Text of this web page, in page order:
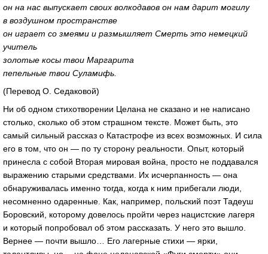
он на нас выпускает своих волкодавов он нам дарит могилу
в воздушном пространстве
он играет со змеями и размышляет Смерть это немецкий
учитель
золотые косы твои Маргарита
пепельные твои Суламифь.
(Перевод О. Седаковой)
Ни об одном стихотворении Целана не сказано и не написано
столько, сколько об этом страшном тексте. Может быть, это
самый сильный рассказ о Катастрофе из всех возможных. И сила
его в том, что он — по ту сторону реальности. Опыт, который
принесла с собой Вторая мировая война, просто не поддавался
выражению старыми средствами. Их исчерпанность — она
обнаруживалась именно тогда, когда к ним прибегали люди,
несомненно одаренные. Как, например, польский поэт Тадеуш
Боровский, которому довелось пройти через нацистские лагеря
и который попробовал об этом рассказать. У него это вышло.
Вернее — почти вышло… Его лагерные стихи — ярки,